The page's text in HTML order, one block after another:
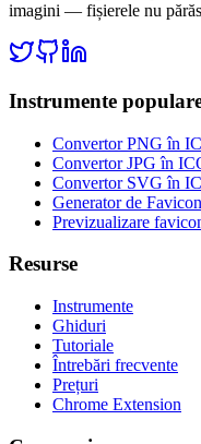
imagini — fișierele nu
Instrumente
Convertor PNG în
Convertor JPG în
Convertor SVG în
Generator de Favicon
Previzualizare
Resurse
Instrumente
Ghiduri
Tutoriale
Întrebări frecvente
Prețuri
Chrome Extension